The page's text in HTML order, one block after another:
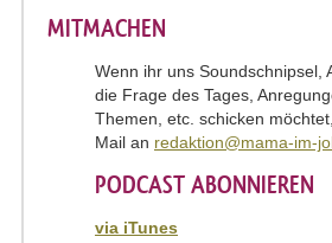
MITMACHEN
Wenn ihr uns Soundschnipsel,
die Frage des Tages,
Themen, etc. schicken
Mail an redaktion@mama-im-
PODCAST ABONNIEREN
via iTunes